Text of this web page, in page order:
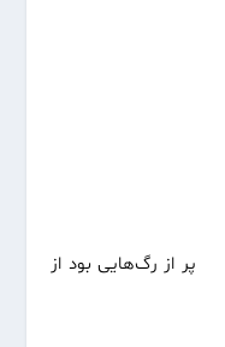
رگ‌هایی بود از